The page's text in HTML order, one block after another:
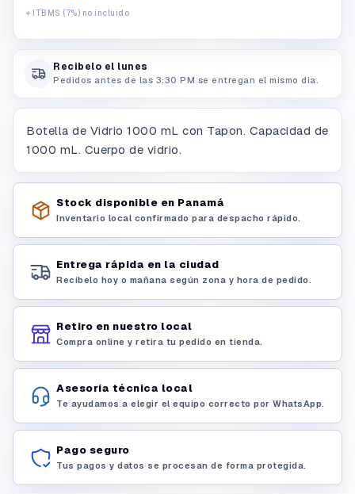
+ ITBMS (7%) no incluido
Recibelo el lunes
Pedidos antes de las 3:30 PM se entregan el mismo dia.
Botella de Vidrio 1000 mL con Tapon. Capacidad de
1000 mL. Cuerpo de vidrio.
Stock disponible en Panamá
Inventario local confirmado para despacho rápido.
Entrega rápida en la ciudad
Recíbelo hoy o mañana según zona y hora de pedido.
Retiro en nuestro local
Compra online y retira tu pedido en tienda.
Asesoría técnica local
Te ayudamos a elegir el equipo correcto por WhatsApp.
Pago seguro
Tus pagos y datos se procesan de forma protegida.